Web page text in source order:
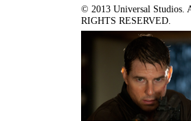
© 2013 Universal Studios.
RIGHTS RESERVED.